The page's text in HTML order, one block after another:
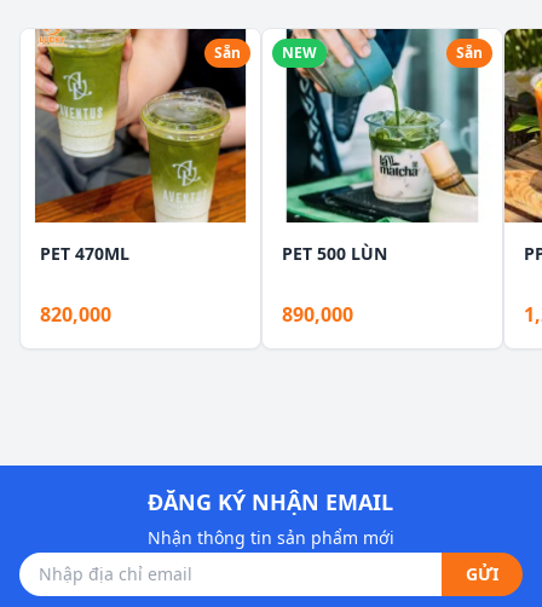
Sẵn
PET 470ML
820,000
NEW Sẵn
PET 500 LÙN
890,000
ĐĂNG KÝ NHẬN EMAIL
Nhận thông tin sản phẩm mới
GỬI